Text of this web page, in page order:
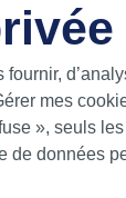
en
et dans
solutions
mes
», seuls
de données